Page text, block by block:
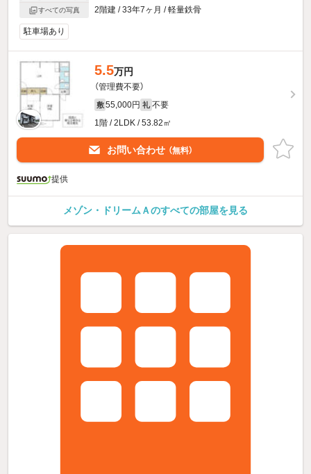
すべての写真
2階建 / 33年7ヶ月 / 軽量鉄骨
駐車場あり
5.5万円
（管理費不要）
敷 55,000円 礼 不要
1階 / 2LDK / 53.82㎡
お問い合わせ （無料）
提供
メゾン・ドリームＡのすべての部屋を見る